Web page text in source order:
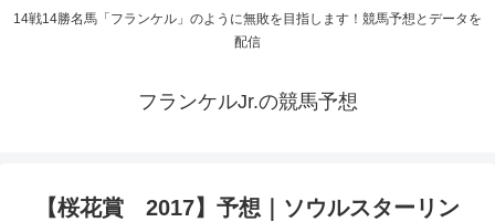
14戦14勝名馬「フランケル」のように無敗を目指します！競馬予想とデータを
配信
フランケルJr.の競馬予想
【桜花賞 2017】予想｜ソウルスターリン